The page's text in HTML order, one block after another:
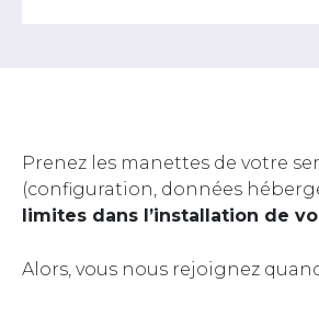
Prenez les manettes de votre
(configuration, données
limites dans l’installation de
Alors, vous nous rejoignez